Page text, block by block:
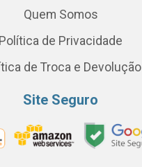
Quem Somos
Política de Privacidade
de Troca e Devolução
Site Seguro